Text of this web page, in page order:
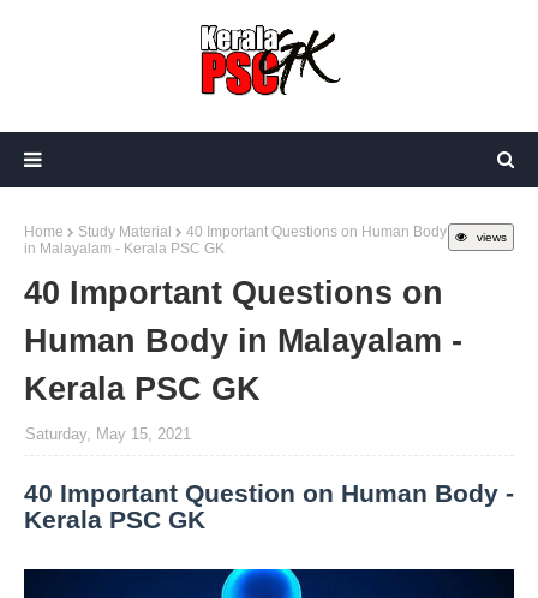
views
Home Study Material
40 Important Questions on Human Body
in Malayalam - Kerala PSC GK
40 Important Questions on
Human Body in Malayalam -
Kerala PSC GK
Saturday, May 15, 2021
40 Important Question on Human Body -
Kerala PSC GK